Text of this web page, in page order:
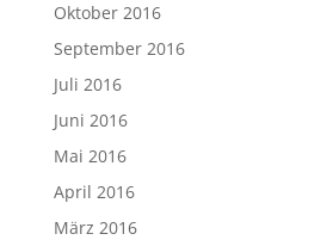
Oktober 2016
September 2016
Juli 2016
Juni 2016
Mai 2016
April 2016
März 2016